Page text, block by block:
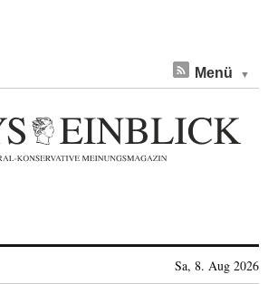
Menü
Sa, 8. Aug 2026